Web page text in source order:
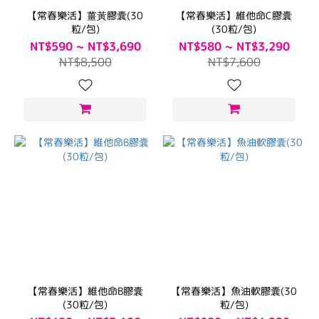
【常春樂活】薑黃膠囊(30
粒/包)
NT$590 ~ NT$3,690
NT$8,500
【常春樂活】維他命C膠囊
(30粒/包)
NT$580 ~ NT$3,290
NT$7,600
【常春樂活】維他命B膠囊
(30粒/包)
【常春樂活】魚油軟膠囊(30
粒/包)